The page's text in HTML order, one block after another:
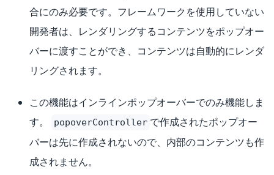
合にのみ必要です。フレームワークを使用していない
開発者は、レンダリングするコンテンツをポップオー
バーに渡すことができ、コンテンツは自動的にレンダ
リングされます。
この機能はインラインポップオーバーでのみ機能しま
す。
popoverController で作成されたポップオー
バーは先に作成されないので、内部のコンテンツも作
成されません。